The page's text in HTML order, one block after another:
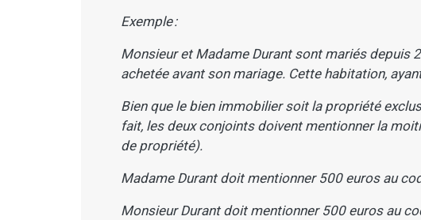
Exemple :
Monsieur et Madame Durant sont mariés depuis
achetée avant son mariage. Cette habitation,
Bien que le bien immobilier soit la propriété
fait, les deux conjoints doivent mentionner la
de propriété).
Madame Durant doit mentionner 500 euros au
Monsieur Durant doit mentionner 500 euros au